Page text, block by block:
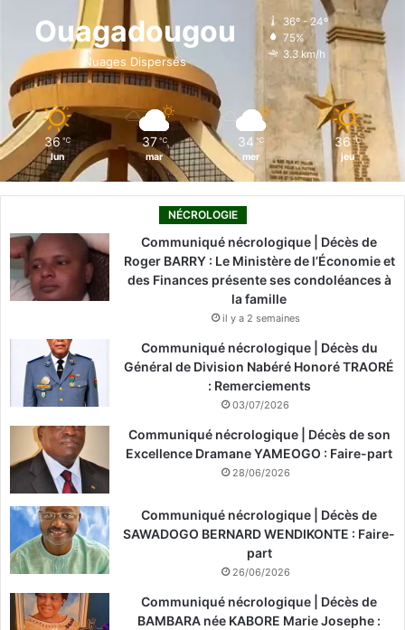
o
k
i
n
g
r
k
Ouagadougou
Nuages Dispersés
36º - 24º
75%
3.3 km/h
36 ℃
lun
37 ℃
mar
34 ℃
mer
36 ℃
jeu
NÉCROLOGIE
Communiqué nécrologique | Décès de
Roger BARRY : Le Ministère de l’Économie et
des Finances présente ses condoléances à
la famille
il y a 2 semaines
Communiqué nécrologique | Décès du
Général de Division Nabéré Honoré TRAORÉ
: Remerciements
03/07/2026
Communiqué nécrologique | Décès de son
Excellence Dramane YAMEOGO : Faire-part
28/06/2026
Communiqué nécrologique | Décès de
SAWADOGO BERNARD WENDIKONTE : Faire-
part
26/06/2026
Communiqué nécrologique | Décès de
BAMBARA née KABORE Marie Josephe :